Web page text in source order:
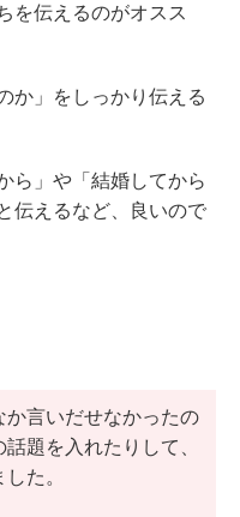
を伝えるのがオスス
か」をしっかり伝える
ら」や「結婚してから
伝えるなど、良いので
言いだせなかったの
題を入れたりして、
た。